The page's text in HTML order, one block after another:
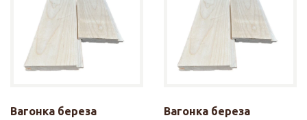
Вагонка береза Вагонка береза